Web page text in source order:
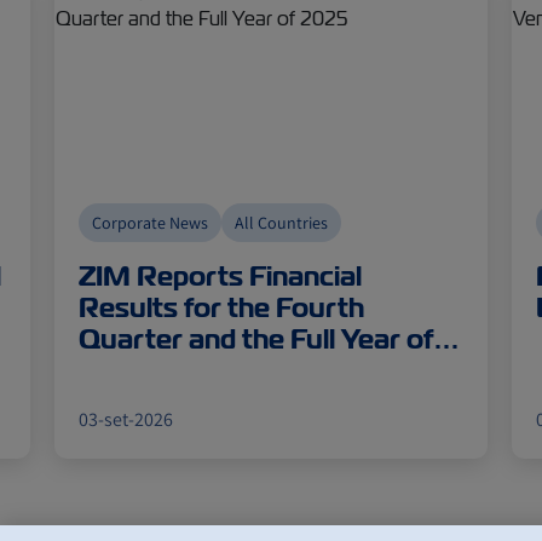
Corporate News All Countries
ZIM Reports Financial
Results for the Fourth
Quarter and the Full Year of
03-set-2026
Previous